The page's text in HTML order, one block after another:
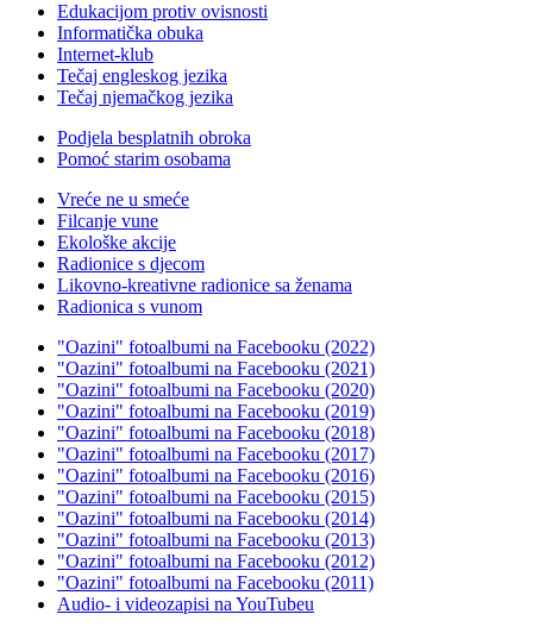
Edukacijom protiv ovisnosti
Informatička obuka
Internet-klub
Tečaj engleskog jezika
Tečaj njemačkog jezika
Podjela besplatnih obroka
Pomoć starim osobama
Vreće ne u smeće
Filcanje vune
Ekološke akcije
Radionice s djecom
Likovno-kreativne radionice sa ženama
Radionica s vunom
"Oazini" fotoalbumi na Facebooku (2022)
"Oazini" fotoalbumi na Facebooku (2021)
"Oazini" fotoalbumi na Facebooku (2020)
"Oazini" fotoalbumi na Facebooku (2019)
"Oazini" fotoalbumi na Facebooku (2018)
"Oazini" fotoalbumi na Facebooku (2017)
"Oazini" fotoalbumi na Facebooku (2016)
"Oazini" fotoalbumi na Facebooku (2015)
"Oazini" fotoalbumi na Facebooku (2014)
"Oazini" fotoalbumi na Facebooku (2013)
"Oazini" fotoalbumi na Facebooku (2012)
"Oazini" fotoalbumi na Facebooku (2011)
Audio- i videozapisi na YouTubeu